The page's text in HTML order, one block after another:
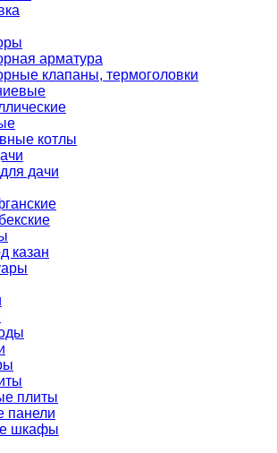
арматура
клапаны, термоголовки
котлы
дачи
казан
плиты
панели
шкафы